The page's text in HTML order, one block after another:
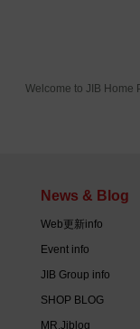
Welcome to JIB Home
News & Blog
Web更新info
Event info
JIB Group info
SHOP BLOG
MR.Jiblog